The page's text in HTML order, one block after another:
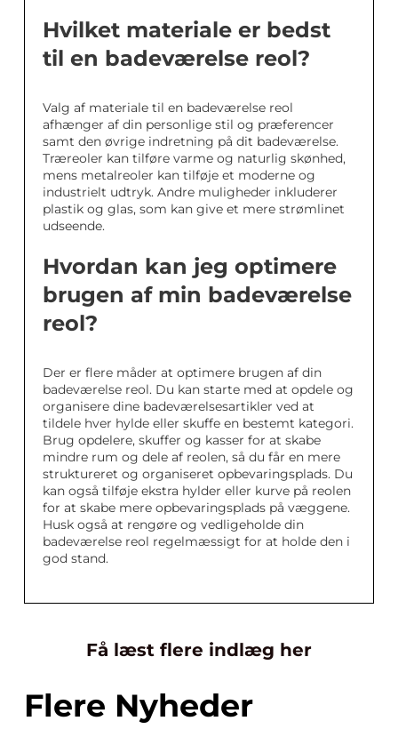
Hvilket materiale er bedst
til en badeværelse reol?
Valg af materiale til en badeværelse reol
afhænger af din personlige stil og præferencer
samt den øvrige indretning på dit badeværelse.
Træreoler kan tilføre varme og naturlig skønhed,
mens metalreoler kan tilføje et moderne og
industrielt udtryk. Andre muligheder inkluderer
plastik og glas, som kan give et mere strømlinet
udseende.
Hvordan kan jeg optimere
brugen af min badeværelse
reol?
Der er flere måder at optimere brugen af din
badeværelse reol. Du kan starte med at opdele og
organisere dine badeværelsesartikler ved at
tildele hver hylde eller skuffe en bestemt kategori.
Brug opdelere, skuffer og kasser for at skabe
mindre rum og dele af reolen, så du får en mere
struktureret og organiseret opbevaringsplads. Du
kan også tilføje ekstra hylder eller kurve på reolen
for at skabe mere opbevaringsplads på væggene.
Husk også at rengøre og vedligeholde din
badeværelse reol regelmæssigt for at holde den i
god stand.
Få læst flere indlæg her
Flere Nyheder